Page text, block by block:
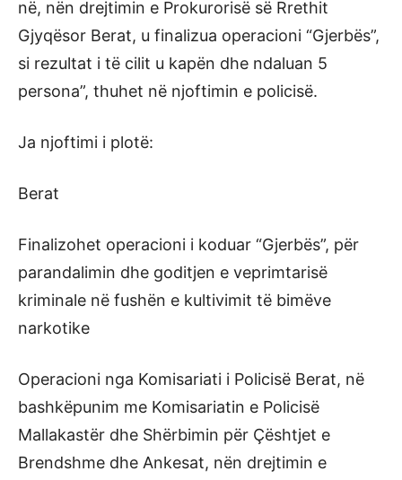
në, nën drejtimin e Prokurorisë së Rrethit
Gjyqësor Berat, u finalizua operacioni “Gjerbës”,
si rezultat i të cilit u kapën dhe ndaluan 5
persona”, thuhet në njoftimin e policisë.
Ja njoftimi i plotë:
Berat
Finalizohet operacioni i koduar “Gjerbës”, për
parandalimin dhe goditjen e veprimtarisë
kriminale në fushën e kultivimit të bimëve
narkotike
Operacioni nga Komisariati i Policisë Berat, në
bashkëpunim me Komisariatin e Policisë
Mallakastër dhe Shërbimin për Çështjet e
Brendshme dhe Ankesat, nën drejtimin e